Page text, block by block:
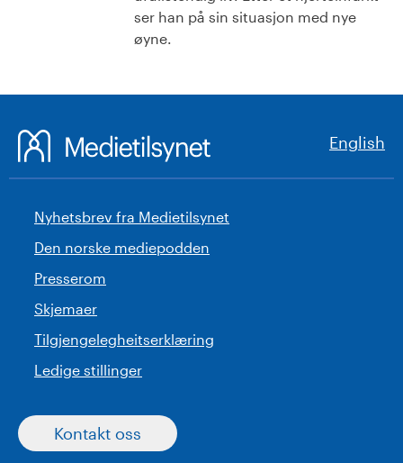
ser han på sin situasjon med nye
øyne.
English
Nyhetsbrev fra Medietilsynet
Den norske mediepodden
Presserom
Skjemaer
Tilgjengelegheitserklæring
Ledige stillinger
Kontakt oss